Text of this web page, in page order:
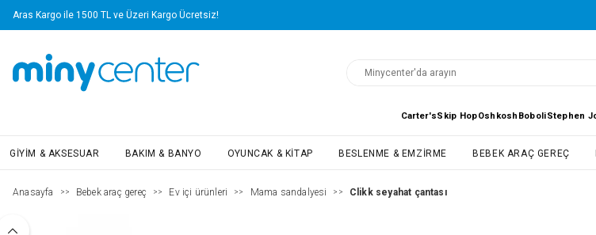
Aras Kargo ile 1500 TL ve Üzeri Kargo Ücretsiz!
Carter'sSkip HopOshkosh BoboliStephen
GIYIM & AKSESUAR BAKIM & BANYO OYUNCAK & KITAP BESLENME & EMZIRME BEBEK ARAÇ GEREÇ
Anasayfa >> Bebek araç gereç >> Ev içi ürünleri >> Mama sandalyesi >> Clikk seyahat çantası